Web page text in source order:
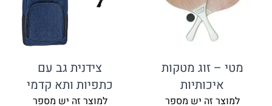
מטי – זוג מטקות
איכותיות
למוצר זה יש מספר
צידנית גב עם
כתפיות ותא קדמי
למוצר זה יש מספר